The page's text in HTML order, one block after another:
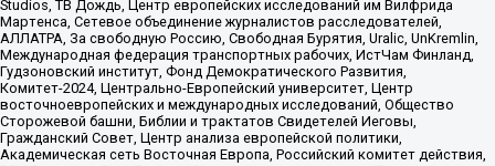
Studios, ТВ Дождь, Центр европейских исследований им Вилфрида
Мартенса, Сетевое объединение журналистов расследователей,
АЛЛАТРА, За свободную Россию, Свободная Бурятия, Uralic, UnKremlin,
Международная федерация транспортных рабочих, ИстЧам Финланд,
Гудзоновский институт, Фонд Демократического Развития,
Комитет-2024, Центрально-Европейский университет, Центр
восточноевропейских и международных исследований, Общество
Сторожевой башни, Библии и трактатов Свидетелей Иеговы,
Гражданский Совет, Центр анализа европейской политики,
Академическая сеть Восточная Европа, Российский комитет действия,